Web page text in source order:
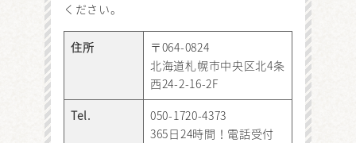
ください。
住所
〒064-0824
北海道札幌市中央区北4条
西24-2-16-2F
Tel.
050-1720-4373
365日24時間！電話受付